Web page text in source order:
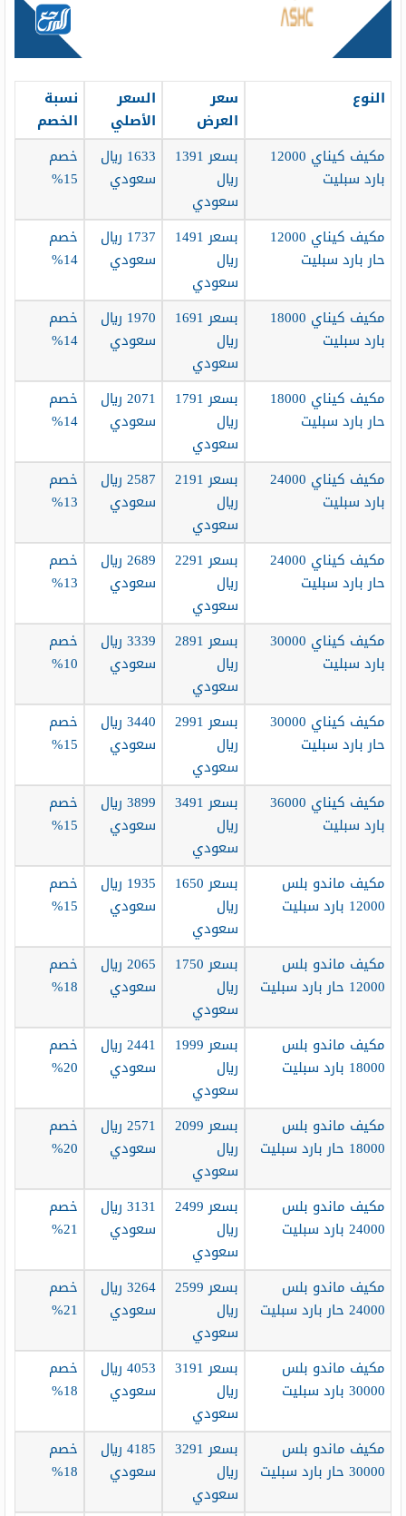
النوع
سعر
العرض
السعر
الأصلي
نسبة
الخصم
مكيف كيناي 12000
بارد سبليت
بسعر 1391
ريال
سعودي
1633 ريال
سعودي
خصم
15%
مكيف كيناي 12000
حار بارد سبليت
بسعر 1491
ريال
سعودي
1737 ريال
سعودي
خصم
14%
مكيف كيناي 18000
بارد سبليت
بسعر 1691
ريال
سعودي
1970 ريال
سعودي
خصم
14%
مكيف كيناي 18000
حار بارد سبليت
بسعر 1791
ريال
سعودي
2071 ريال
سعودي
خصم
14%
مكيف كيناي 24000
بارد سبليت
بسعر 2191
ريال
سعودي
2587 ريال
سعودي
خصم
13%
مكيف كيناي 24000
حار بارد سبليت
بسعر 2291
ريال
سعودي
2689 ريال
سعودي
خصم
13%
مكيف كيناي 30000
بارد سبليت
بسعر 2891
ريال
سعودي
3339 ريال
سعودي
خصم
10%
مكيف كيناي 30000
حار بارد سبليت
بسعر 2991
ريال
سعودي
3440 ريال
سعودي
خصم
15%
مكيف كيناي 36000
بارد سبليت
بسعر 3491
ريال
سعودي
3899 ريال
سعودي
خصم
15%
مكيف ماندو بلس
12000 بارد سبليت
بسعر 1650
ريال
سعودي
1935 ريال
سعودي
خصم
15%
مكيف ماندو بلس
12000 حار بارد سبليت
بسعر 1750
ريال
سعودي
2065 ريال
سعودي
خصم
18%
مكيف ماندو بلس
18000 بارد سبليت
بسعر 1999
ريال
سعودي
2441 ريال
سعودي
خصم
20%
مكيف ماندو بلس
18000 حار بارد سبليت
بسعر 2099
ريال
سعودي
2571 ريال
سعودي
خصم
20%
مكيف ماندو بلس
24000 بارد سبليت
بسعر 2499
ريال
سعودي
3131 ريال
سعودي
خصم
21%
مكيف ماندو بلس
24000 حار بارد سبليت
بسعر 2599
ريال
سعودي
3264 ريال
سعودي
خصم
21%
مكيف ماندو بلس
30000 بارد سبليت
بسعر 3191
ريال
سعودي
4053 ريال
سعودي
خصم
18%
مكيف ماندو بلس
30000 حار بارد سبليت
بسعر 3291
ريال
سعودي
4185 ريال
سعودي
خصم
18%